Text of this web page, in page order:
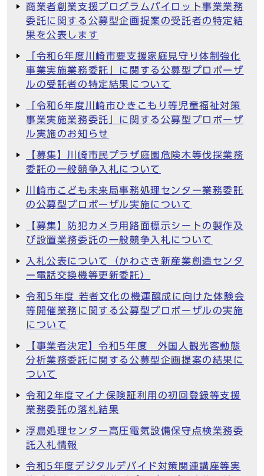
商業者創業支援プログラムパイロット事業業務
委託に関する公募型企画提案の受託者の特定結
果を公表します
「令和6年度川崎市要支援家庭見守り体制強化
事業実施業務委託」に関する公募型プロポーザ
ルの受託者の特定結果について
「令和6年度川崎市ひきこもり等児童福祉対策
事業実施業務委託」に関する公募型プロポーザ
ル実施のお知らせ
【募集】川崎市民プラザ庭園危険木等伐採業務
委託の一般競争入札について
川崎市こども未来局事務処理センター業務委託
の公募型プロポーザル実施について
【募集】防犯カメラ用路面標示シートの製作及
び設置業務委託の一般競争入札について
入札公表について（かわさき新産業創造センタ
ー電話交換機等更新委託）
令和5年度 若者文化の機運醸成に向けた体験会
等開催業務に関する公募型プロポーザルの実施
について
【事業者決定】令和5年度 外国人観光客動態
分析業務委託に関する公募型企画提案の結果に
ついて
令和2年度マイナ保険証利用の初回登録等支援
業務委託の落札結果
浮島処理センター高圧電気設備保守点検業務委
託入札情報
令和5年度デジタルデバイド対策関連講座等実